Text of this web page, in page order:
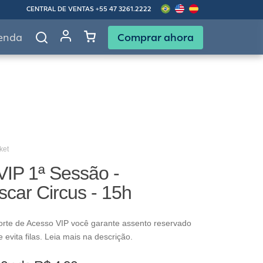
CENTRAL DE VENTAS +55 47 3261.2222
Comprar ahora
1ª Sessão -
Circus - 15h
de Acesso VIP você garante assento reservado
evita filas. Leia mais na descrição.